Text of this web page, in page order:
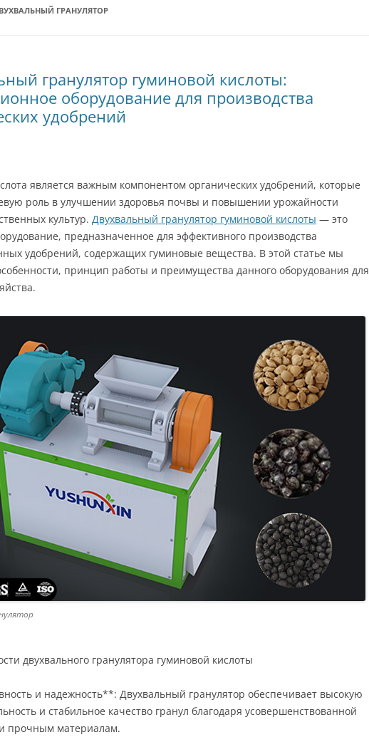
ГРАНУЛЯТОР
гранулятор гуминовой кислоты:
оборудование для производства
удобрений
является важным компонентом органических удобрений, которые
роль в улучшении здоровья почвы и повышении урожайности
культур. Двухвальный гранулятор гуминовой кислоты — это
предназначенное для эффективного производства
удобрений, содержащих гуминовые вещества. В этой статье мы
принцип работы и преимущества данного оборудования для
двухвального гранулятора гуминовой кислоты
и надежность**: Двухвальный гранулятор обеспечивает высокую
и стабильное качество гранул благодаря усовершенствованной
прочным материалам.